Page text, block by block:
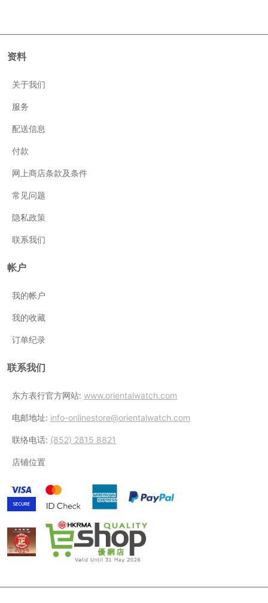
资料
关于我们
服务
配送信息
付款
网上商店条款及条件
常见问题
隐私政策
联系我们
帐户
我的帐户
我的收藏
订单纪录
联系我们
东方表行官方网站: www.orientalwatch.com
电邮地址: info-onlinestore@orientalwatch.com
联络电话: (852) 2815 8821
店铺位置